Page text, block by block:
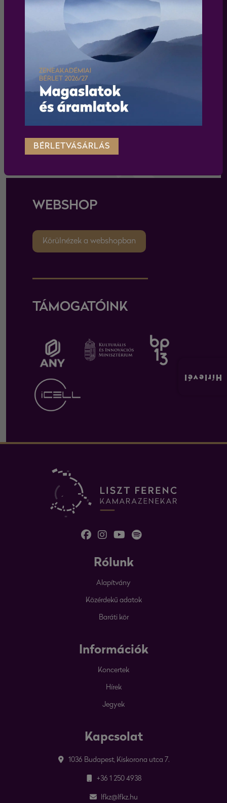
Elfogadom az adatkezelési tájékoztatót
feliratkozás
WEBSHOP
Körülnézek a webshopban
TÁMOGATÓINK
Hírlevél
Rólunk
Alapítvány
Közérdekű adatok
Baráti kör
Információk
Koncertek
Hírek
Jegyek
Kapcsolat
1036 Budapest, Kiskorona utca 7.
+36 1 250 4938
lfkz@lfkz.hu
BÉRLETVÁSÁRLÁS